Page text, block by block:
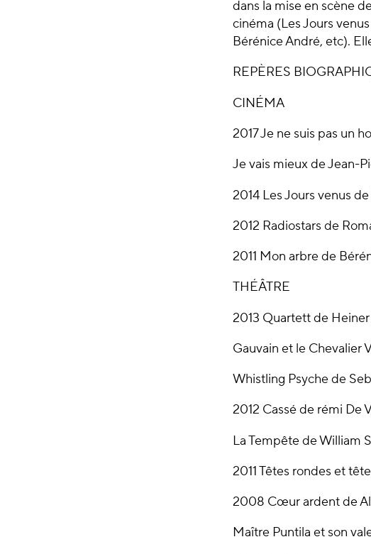
dans la mise en scène
cinéma (Les Jours
Bérénice André, etc).
REPÈRES
CINÉMA
2017 Je ne suis pas un
Je vais mieux de Jean-
2014 Les Jours venus
2012 Radiostars de
2011 Mon arbre de
THÉÂTRE
2013 Quartett de
Gauvain et le Chevalier
Whistling Psyche de
2012 Cassé de rémi De
La Tempête de William
2011 Têtes rondes et
2008 Cœur ardent de
Maître Puntila et son